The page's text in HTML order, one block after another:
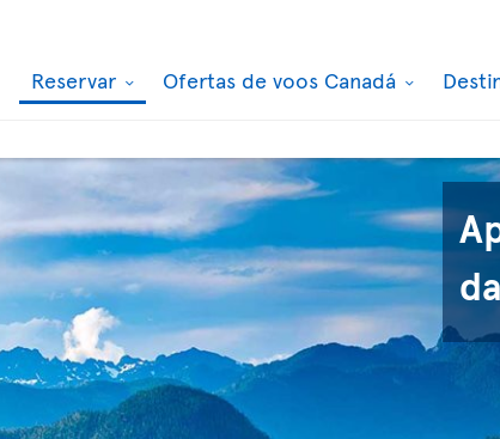
Reservar Ofertas de voos Canadá